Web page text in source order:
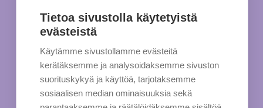
Tietoa sivustolla käytetyistä
evästeistä
Käytämme sivustollamme evästeitä
kerätäksemme ja analysoidaksemme sivuston
suorituskykyä ja käyttöä, tarjotaksemme
sosiaalisen median ominaisuuksia sekä